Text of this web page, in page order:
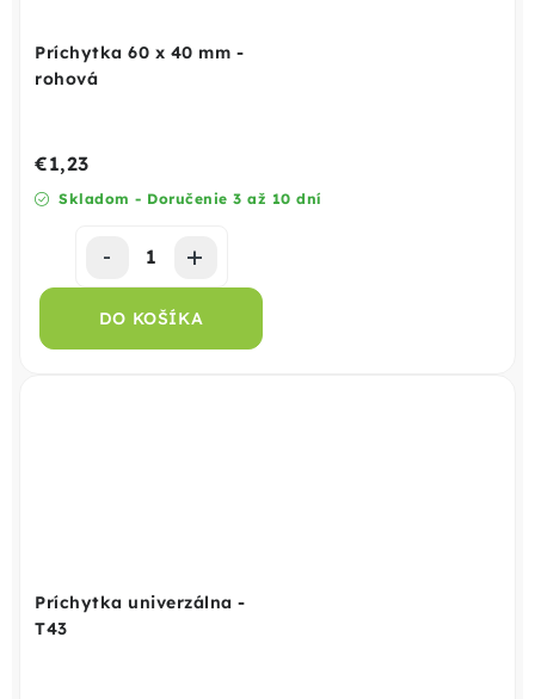
Príchytka 60 x 40 mm -
rohová
Skladom - Doručenie 3 až 10 dní
€1,23
DO KOŠÍKA
Príchytka univerzálna -
T43